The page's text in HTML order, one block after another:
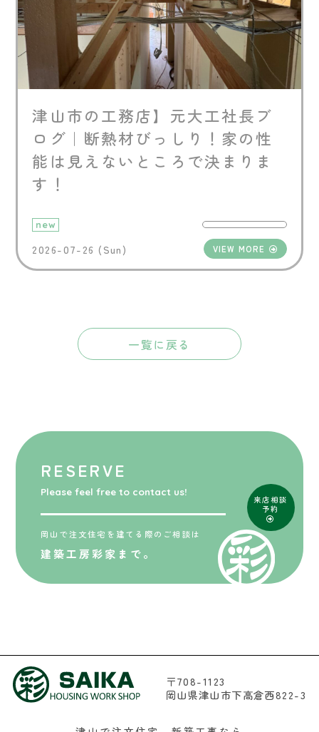
津山市の工務店】元大工社長ブ
ログ｜断熱材びっしり！家の性
能は見えないところで決まりま
す！
new
2026-07-26 (Sun) VIEW MORE
一覧に戻る
RESERVE
Please feel free to contact us!
岡山で注文住宅を建てる際のご相談は
建築工房彩家まで。
来店相談
予約
〒708-1123
岡山県津山市下高倉西822-3